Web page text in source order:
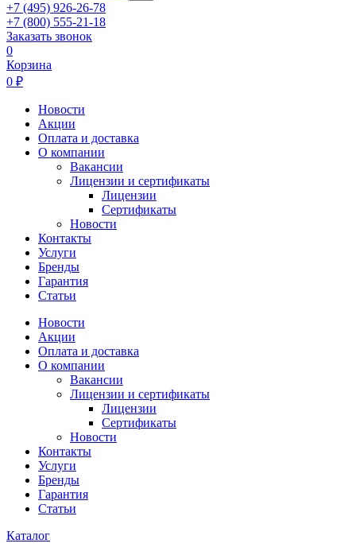
+7 (495) 926-26-78
+7 (800) 555-21-18
Заказать звонок
0
Корзина
0 ₽
Новости
Акции
Оплата и доставка
О компании
Вакансии
Лицензии и сертификаты
Лицензии
Сертификаты
Новости
Контакты
Услуги
Бренды
Гарантия
Статьи
Новости
Акции
Оплата и доставка
О компании
Вакансии
Лицензии и сертификаты
Лицензии
Сертификаты
Новости
Контакты
Услуги
Бренды
Гарантия
Статьи
Каталог